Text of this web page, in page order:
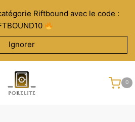
Riftbound avec le code :
Ignorer
0